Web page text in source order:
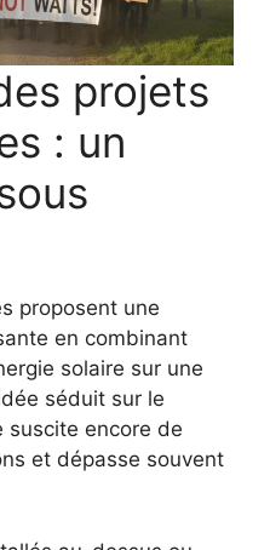
projets
: un
proposent une
en combinant
solaire sur une
séduit sur le
suscite encore de
et dépasse souvent